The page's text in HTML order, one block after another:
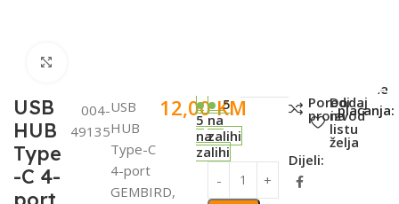
USB
HUB
Type
-C 4-
004-
49135
USB
HUB
Type-C
4-port
GEMBIRD,
12,00KM
5
na
zalihi
5
na
zalihi
Poredi
proizvod
Dodaj
na
listu
želja
Dijeli:
Metode
plaćanja: